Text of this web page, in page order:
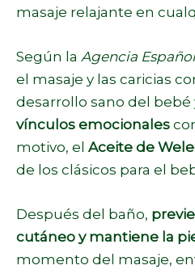
masaje relajante en
Según la Agencia
el masaje y las caricias
desarrollo sano del bebé
vínculos emocionales
motivo, el Aceite de
de los clásicos para el
Después del baño,
cutáneo y mantiene la
momento del masaje,